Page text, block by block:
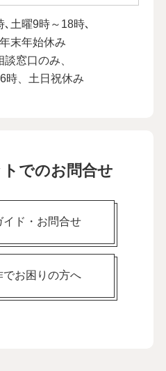
土曜9時～18時､
末年始休み
窓口のみ、
時、土日祝休み
でのお問合せ
イド・お問合せ
でお困りの方へ